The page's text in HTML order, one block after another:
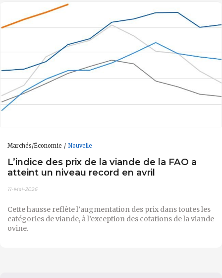
Marchés/Économie Nouvelle
L’indice des prix de la viande de la FAO a
atteint un niveau record en avril
11-Mai-2026
Cette hausse reflète l’augmentation des prix dans toutes les
catégories de viande, à l’exception des cotations de la viande
ovine.